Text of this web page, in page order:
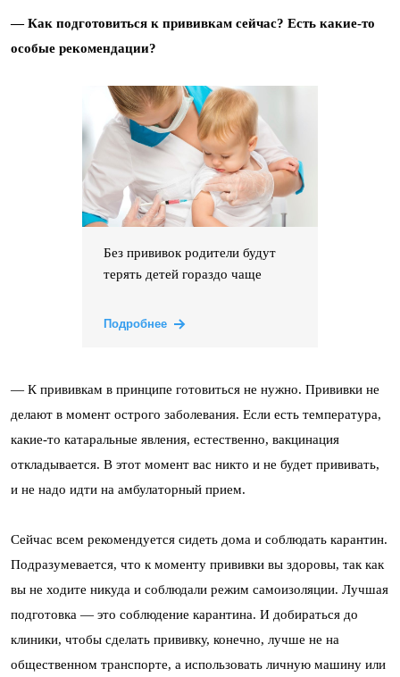
— Как подготовиться к прививкам сейчас? Есть какие-то
особые рекомендации?
Без прививок родители будут
терять детей гораздо чаще
Подробнее
— К прививкам в принципе готовиться не нужно. Прививки не
делают в момент острого заболевания. Если есть температура,
какие-то катаральные явления, естественно, вакцинация
откладывается. В этот момент вас никто и не будет прививать,
и не надо идти на амбулаторный прием.
Сейчас всем рекомендуется сидеть дома и соблюдать карантин.
Подразумевается, что к моменту прививки вы здоровы, так как
вы не ходите никуда и соблюдали режим самоизоляции. Лучшая
подготовка — это соблюдение карантина. И добираться до
клиники, чтобы сделать прививку, конечно, лучше не на
общественном транспорте, а использовать личную машину или